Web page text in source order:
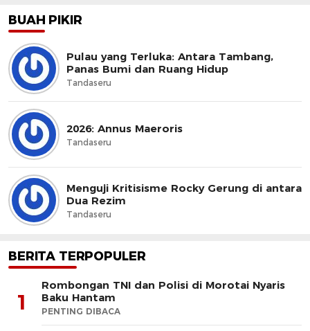
BUAH PIKIR
Pulau yang Terluka: Antara Tambang,
Panas Bumi dan Ruang Hidup
Tandaseru
2026: Annus Maeroris
Tandaseru
Menguji Kritisisme Rocky Gerung di antara
Dua Rezim
Tandaseru
BERITA TERPOPULER
1
Rombongan TNI dan Polisi di Morotai Nyaris
Baku Hantam
PENTING DIBACA